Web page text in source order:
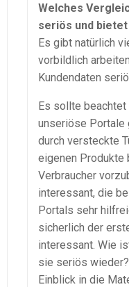
Welches
seriös und
Es gibt natürlich
vorbildlich
Kundendaten
Es sollte beachtet
unseriöse Portale
durch versteckte
eigenen Produkte
Verbraucher
interessant, die
Portals sehr
sicherlich der
interessant. Wie
sie seriös
Einblick in die